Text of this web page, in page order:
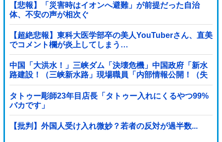
【悲報】「災害時はイオンへ避難」が前提だった自治
体、不安の声が相次ぐ
【超絶悲報】東科大医学部卒の美人YouTuberさん、直美
でコメント欄が炎上してしまう…
中国「大洪水！」三峡ダム「決壊危機」中国政府「新水
路建設！（三峡新水路」現場職員「内部情報公開！（失
踪」湖南省「三峡放流情報（画像」台風13号「...
タトゥー彫師23年目店長「タトゥー入れにくるやつ99%
バカです」
【批判】外国人受け入れ微妙？若者の反対が過半数...